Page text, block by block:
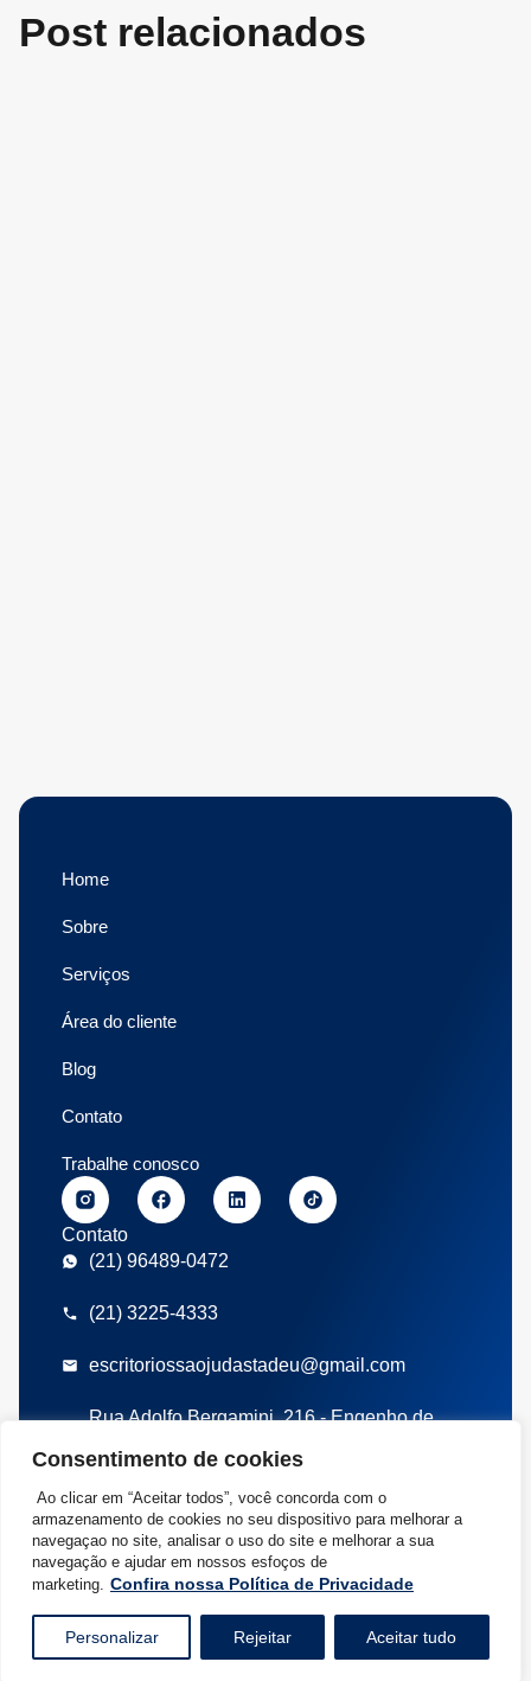
Consentimento de cookies
Ao clicar em “Aceitar todos”, você concorda com o
armazenamento de cookies no seu dispositivo para melhorar a
navegaçao no site, analisar o uso do site e melhorar a sua
navegação e ajudar em nossos esfoços de
marketing. Confira nossa Política de Privacidade
Personalizar Rejeitar Aceitar tudo
Post relacionados
Home
Sobre
Serviços
Área do cliente
Blog
Contato
Trabalhe conosco
Contato
(21) 96489-0472
(21) 3225-4333
escritoriossaojudastadeu@gmail.com
Rua Adolfo Bergamini, 216 - Engenho de
©2026 Escritório Contábil São Judas Tadeu – SJT – Todos Direitos
Reservados | Rua Adolfo Bergamini, 216 – Engenho de Dentro, Rio de
Janeiro/RJ CEP: 20730-000 | CNPJ: 04.493.917/0001-26
Desenvolvido por